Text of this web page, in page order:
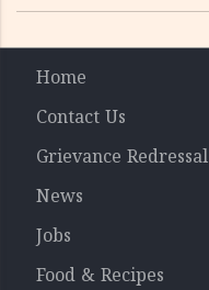
Home
Contact Us
Grievance Redressal
News
Jobs
Food & Recipes